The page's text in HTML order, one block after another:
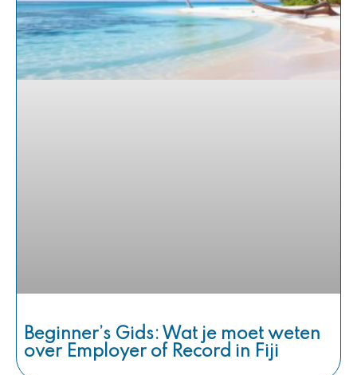
Beginner’s Gids: Wat je moet weten
over Employer of Record in Fiji